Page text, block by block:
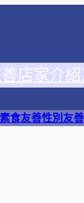
店家介紹
食友善性別友善